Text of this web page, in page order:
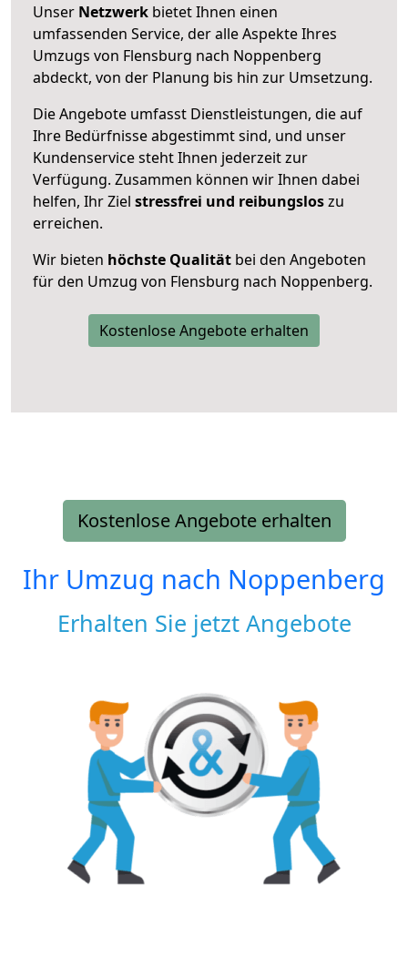
Unser Netzwerk bietet Ihnen einen
umfassenden Service, der alle Aspekte Ihres
Umzugs von Flensburg nach Noppenberg
abdeckt, von der Planung bis hin zur Umsetzung.
Die Angebote umfasst Dienstleistungen, die auf
Ihre Bedürfnisse abgestimmt sind, und unser
Kundenservice steht Ihnen jederzeit zur
Verfügung. Zusammen können wir Ihnen dabei
helfen, Ihr Ziel stressfrei und reibungsloszu
erreichen.
Wir bieten höchste Qualität bei den Angeboten
für den Umzug von Flensburg nach Noppenberg.
Kostenlose Angebote erhalten
Kostenlose Angebote erhalten
Ihr Umzug nach Noppenberg
Erhalten Sie jetzt Angebote